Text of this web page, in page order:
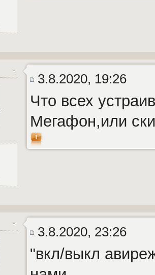
3.8.2020, 19:26
Что всех
Мегафон,или
3.8.2020, 23:26
"вкл/выкл